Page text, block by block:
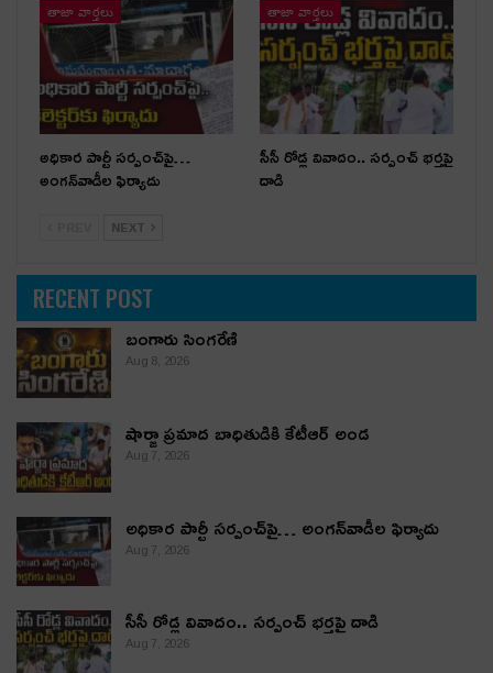
తాజా వార్తలు
అధికార పార్టీ స‌ర్పంచ్‌పై…
అంగ‌న్‌వాడీల ఫిర్యాదు
తాజా వార్తలు
సీసీ రోడ్ల వివాదం.. స‌ర్పంచ్ భ‌ర్త‌పై
దాడి
NEXT
RECENT POST
బంగారు సింగరేణి
Aug 8, 2026
షార్జా ప్రమాద బాధితుడికి కేటీఆర్ అండ
Aug 7, 2026
అధికార పార్టీ స‌ర్పంచ్‌పై… అంగ‌న్‌వాడీల ఫిర్యాదు
Aug 7, 2026
సీసీ రోడ్ల వివాదం.. స‌ర్పంచ్ భ‌ర్త‌పై దాడి
Aug 7, 2026